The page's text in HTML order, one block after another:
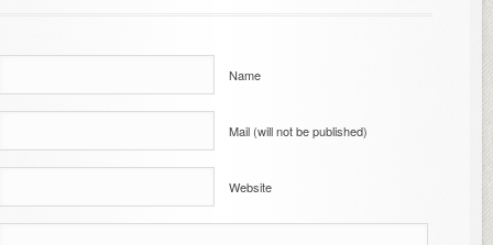
Name
Mail (will not be published)
Website